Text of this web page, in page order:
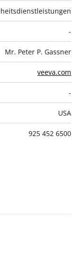
-
Mr. Peter P. Gassner
veeva.com
-
USA
925 452 6500